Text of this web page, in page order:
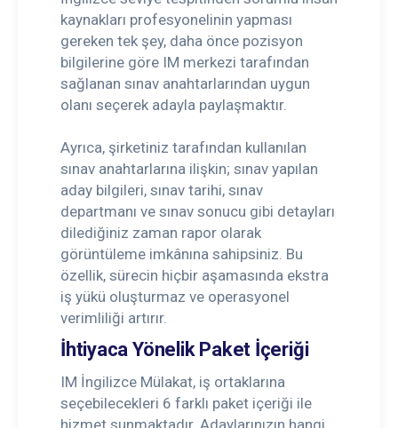
kaynakları profesyonelinin yapması
gereken tek şey, daha önce pozisyon
bilgilerine göre IM merkezi tarafından
sağlanan sınav anahtarlarından uygun
olanı seçerek adayla paylaşmaktır.
Ayrıca, şirketiniz tarafından kullanılan
sınav anahtarlarına ilişkin; sınav yapılan
aday bilgileri, sınav tarihi, sınav
departmanı ve sınav sonucu gibi detayları
dilediğiniz zaman rapor olarak
görüntüleme imkânına sahipsiniz. Bu
özellik, sürecin hiçbir aşamasında ekstra
iş yükü oluşturmaz ve operasyonel
verimliliği artırır.
İhtiyaca Yönelik Paket İçeriği
IM İngilizce Mülakat, iş ortaklarına
seçebilecekleri 6 farklı paket içeriği ile
hizmet sunmaktadır. Adaylarınızın hangi